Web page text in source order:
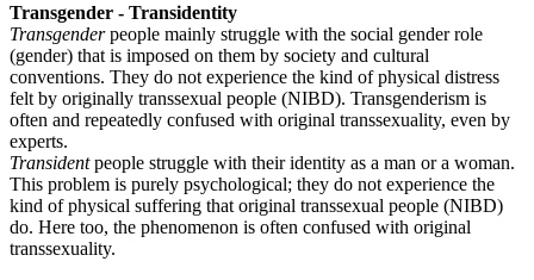
Transgender - Transidentity
Transgenderpeople mainly struggle with the social gender role
(gender) that is imposed on them by society and cultural
conventions. They do not experience the kind of physical distress
felt by originally transsexual people (NIBD). Transgenderism is
often and repeatedly confused with original transsexuality, even by
experts.
Transidentpeople struggle with their identity as a man or a woman.
This problem is purely psychological; they do not experience the
kind of physical suffering that original transsexual people (NIBD)
do. Here too, the phenomenon is often confused with original
transsexuality.